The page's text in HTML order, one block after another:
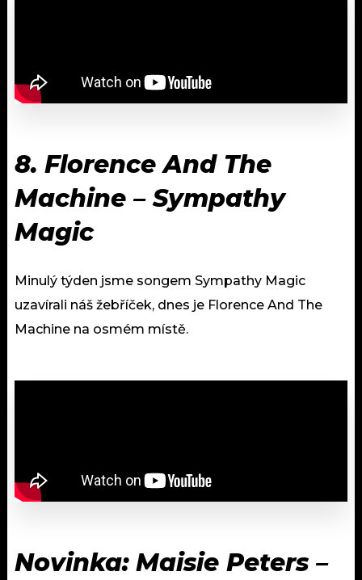
8. Florence And The
Machine – Sympathy
Magic
Minulý týden jsme songem Sympathy Magic
uzavírali náš žebříček, dnes je Florence And The
Machine na osmém místě.
Novinka: Maisie Peters –